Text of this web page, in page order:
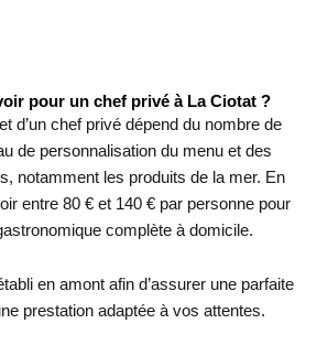
pour un chef privé à La Ciotat ?
d’un chef privé dépend du nombre de
de personnalisation du menu et des
notamment les produits de la mer. En
entre 80 € et 140 € par personne pour
complète à domicile.
en amont afin d’assurer une parfaite
prestation adaptée à vos attentes.